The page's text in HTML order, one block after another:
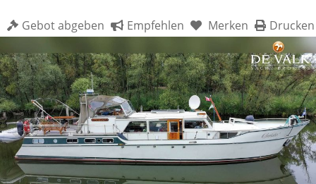
Yachtmakler
Services
Bootszubehör
Finanzierung
Gestohlene
Boote
Gebot abgeben Empfehlen Merken Drucken